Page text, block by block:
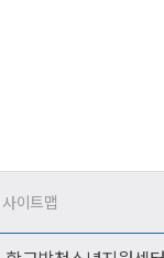
사이트맵